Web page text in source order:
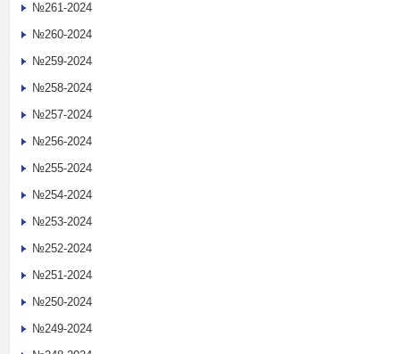
№261-2024
№260-2024
№259-2024
№258-2024
№257-2024
№256-2024
№255-2024
№254-2024
№253-2024
№252-2024
№251-2024
№250-2024
№249-2024